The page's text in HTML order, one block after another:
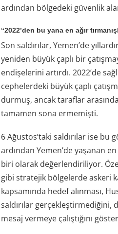
ardından bölgedeki güvenlik
“2022’den bu yana en ağır
Son saldırılar, Yemen’de
yeniden büyük çaplı bir
endişelerini artırdı. 2022’de
cephelerdeki büyük çaplı
durmuş, ancak taraflar
tamamen sona ermemişti.
6 Ağustos’taki saldırılar ise bu
ardından Yemen’de yaşanan
biri olarak değerlendiriliyor.
gibi stratejik bölgelerde askeri
kapsamında hedef alınması,
saldırılar gerçekleştirmediğini,
mesaj vermeye çalıştığını